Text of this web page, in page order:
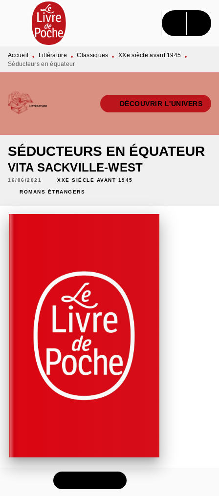
MENU RECHERCHE CONTENU
PIED DE PAGE
Accueil • Littérature • Classiques • XXe siècle avant 1945 •
Séducteurs en équateur
DÉCOUVRIR L'UNIVERS
SÉDUCTEURS EN ÉQUATEUR
VITA SACKVILLE-WEST
16/06/2021 XXE SIÈCLE AVANT 1945
ROMANS ÉTRANGERS